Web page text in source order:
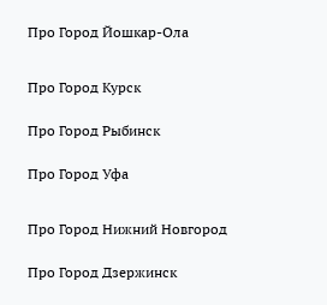
Про Город Йошкар-Ола
Про Город Курск
Про Город Рыбинск
Про Город Уфа
Про Город Нижний Новгород
Про Город Дзержинск